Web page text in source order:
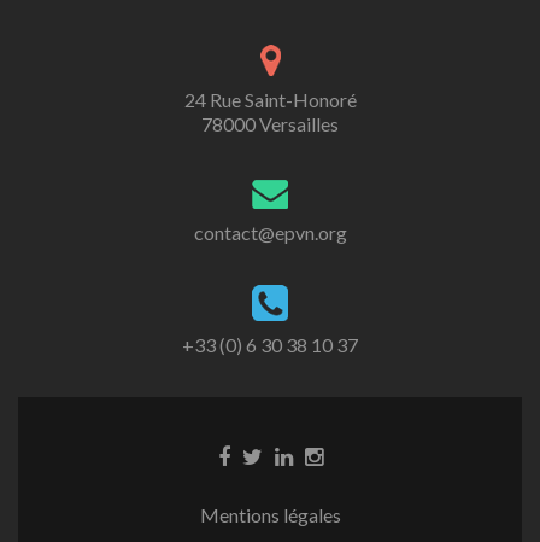
24 Rue Saint-Honoré
78000 Versailles
contact@epvn.org
+33 (0) 6 30 38 10 37
Mentions légales